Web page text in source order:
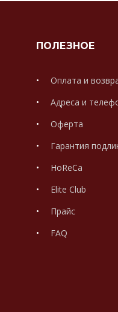
ПОЛЕЗНОЕ
Оплата и
Адреса и
Оферта
Гарантия
HoReCa
Elite Club
Прайс
FAQ